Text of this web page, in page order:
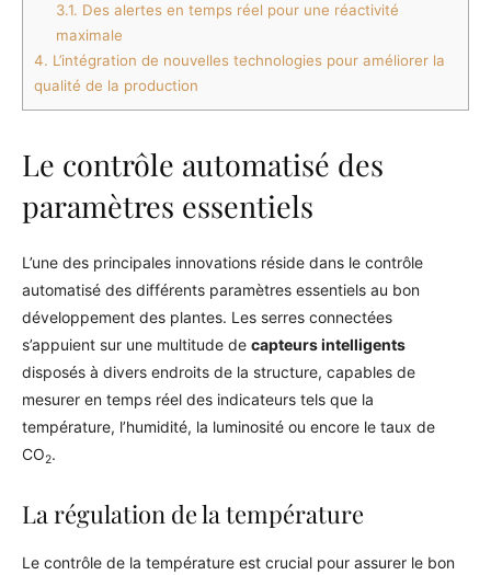
3.1. Des alertes en temps réel pour une réactivité
maximale
4. L’intégration de nouvelles technologies pour améliorer la
qualité de la production
Le contrôle automatisé des
paramètres essentiels
L’une des principales innovations réside dans le contrôle
automatisé des différents paramètres essentiels au bon
développement des plantes. Les serres connectées
s’appuient sur une multitude de capteurs intelligents
disposés à divers endroits de la structure, capables de
mesurer en temps réel des indicateurs tels que la
température, l’humidité, la luminosité ou encore le taux de
CO2.
La régulation de la température
Le contrôle de la température est crucial pour assurer le bon